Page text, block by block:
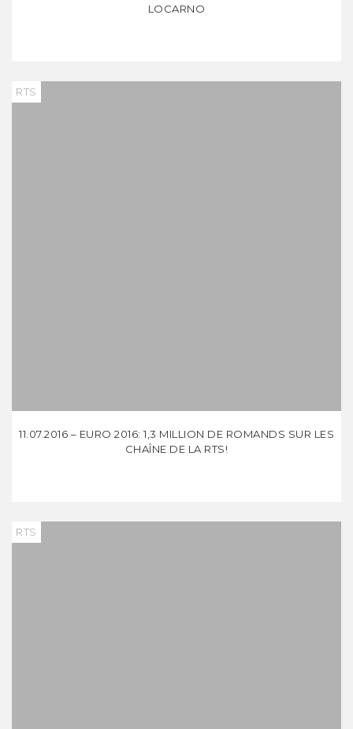
LOCARNO
RTS
11.07.2016 – EURO 2016: 1,3 MILLION DE ROMANDS SUR LES
CHAÎNE DE LA RTS!
RTS